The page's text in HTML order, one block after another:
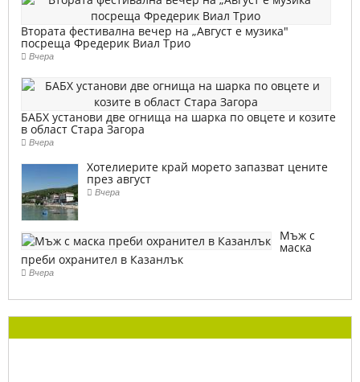
Втората фестивална вечер на „Август е музика"
посреща Фредерик Виал Трио
Вчера
БАБХ установи две огнища на шарка по овцете и козите
в област Стара Загора
Вчера
Хотелиерите край морето запазват цените
през август
Вчера
Мъж с
маска
преби охранител в Казанлък
Вчера